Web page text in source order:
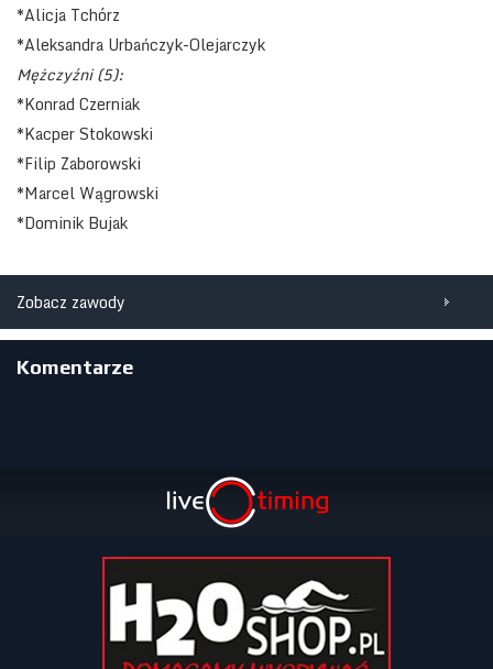
*Alicja Tchórz
*Aleksandra Urbańczyk-Olejarczyk
Mężczyźni (5):
*Konrad Czerniak
*Kacper Stokowski
*Filip Zaborowski
*Marcel Wągrowski
*Dominik Bujak
Zobacz zawody
Komentarze